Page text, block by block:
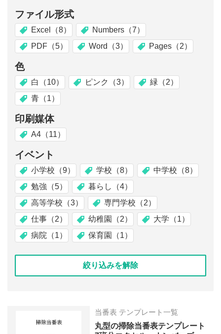
ファイル形式
Excel（8）
Numbers（7）
PDF（5）
Word（3） Pages（2）
色
白（10） ピンク（3）
緑（2）
青（1）
印刷媒体
A4（11）
イベント
小学校（9） 学校（8）
中学校（8）
勉強（5）
暮らし（4）
高等学校（3）
専門学校（2）
仕事（2）
幼稚園（2）
大学（1）
病院（1）
保育園（1）
絞り込みを解除
当番表 テンプレート一覧
丸型の掃除当番表テンプレート